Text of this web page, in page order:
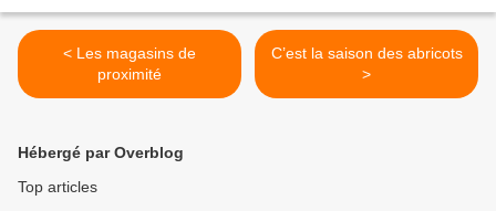
< Les magasins de
proximité
C’est la saison des abricots
>
Hébergé par Overblog
Top articles